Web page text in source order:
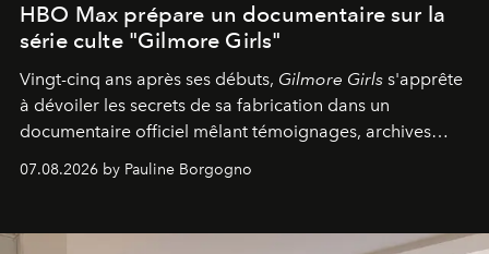
HBO Max prépare un documentaire sur la
série culte "Gilmore Girls"
Vingt-cinq ans après ses débuts, Gilmore Girls s'apprête
à dévoiler les secrets de sa fabrication dans un
documentaire officiel mêlant témoignages, archives
inédites et plongée dans les coulisses d'un phénomène
générationnel.
07.08.2026 by Pauline Borgogno